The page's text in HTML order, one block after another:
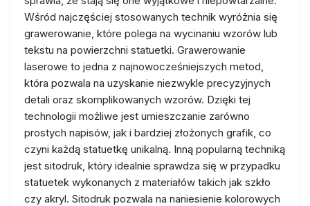
Wśród najczęściej stosowanych technik wyróżnia się
grawerowanie, które polega na wycinaniu wzorów lub
tekstu na powierzchni statuetki. Grawerowanie
laserowe to jedna z najnowocześniejszych metod,
która pozwala na uzyskanie niezwykle precyzyjnych
detali oraz skomplikowanych wzorów. Dzięki tej
technologii możliwe jest umieszczanie zarówno
prostych napisów, jak i bardziej złożonych grafik, co
czyni każdą statuetkę unikalną. Inną popularną techniką
jest sitodruk, który idealnie sprawdza się w przypadku
statuetek wykonanych z materiałów takich jak szkło
czy akryl. Sitodruk pozwala na naniesienie kolorowych